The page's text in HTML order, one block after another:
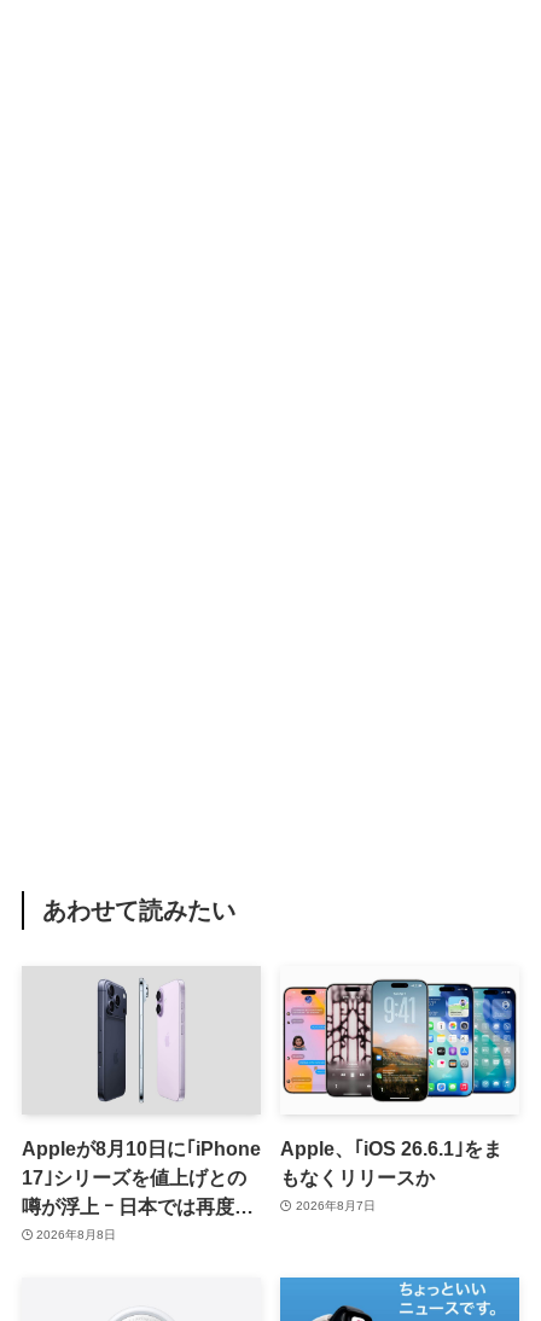
あわせて読みたい
Appleが8月10日に｢iPhone
17｣シリーズを値上げとの
噂が浮上 ｰ 日本では再度値
上げの可能性も?!
2026年8月8日
Apple、｢iOS 26.6.1｣をま
もなくリリースか
2026年8月7日